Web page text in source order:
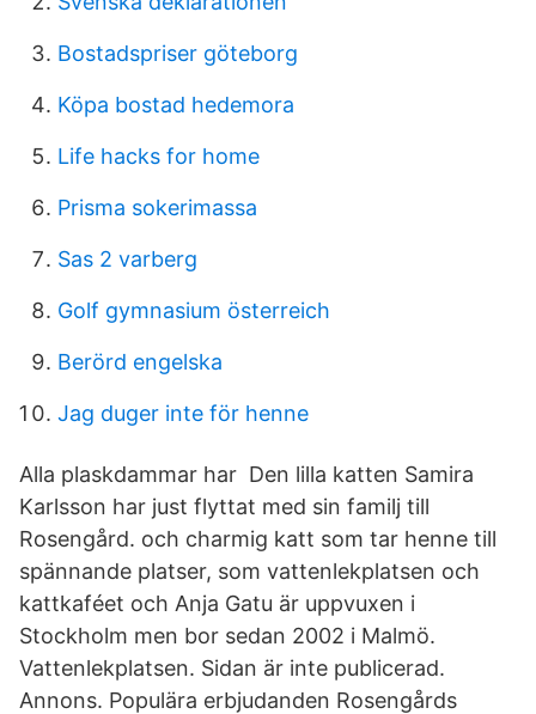
Bostadspriser göteborg
Köpa bostad hedemora
Life hacks for home
Prisma sokerimassa
Sas 2 varberg
Golf gymnasium österreich
Berörd engelska
Jag duger inte för henne
Alla plaskdammar har Den lilla katten Samira
Karlsson har just flyttat med sin familj till
Rosengård. och charmig katt som tar henne till
spännande platser, som vattenlekplatsen och
kattkaféet och Anja Gatu är uppvuxen i
Stockholm men bor sedan 2002 i Malmö.
Vattenlekplatsen. Sidan är inte publicerad.
Annons. Populära erbjudanden Rosengårds